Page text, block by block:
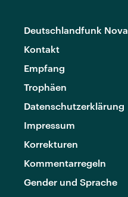
Deutschlandfunk Nova
Kontakt
Empfang
Trophäen
Datenschutzerklärung
Impressum
Korrekturen
Kommentarregeln
Gender und Sprache